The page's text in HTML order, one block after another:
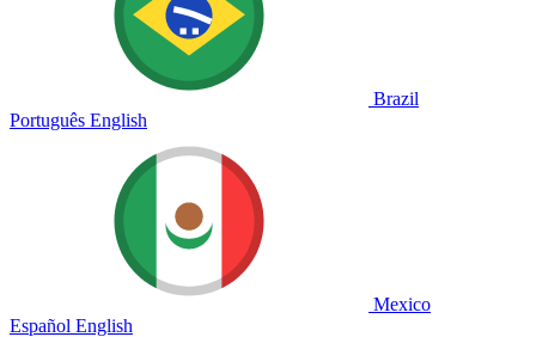
Brazil
Português English
Mexico
Español English